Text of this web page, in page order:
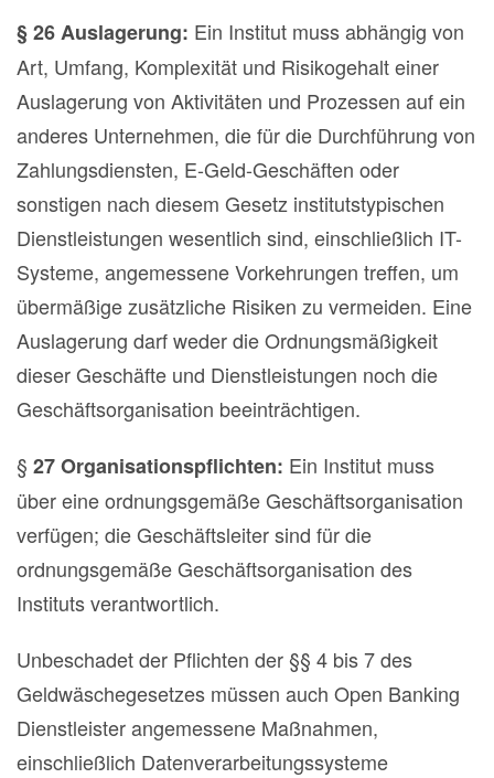
§ 26Auslagerung: Ein Institut muss abhängig von
Art, Umfang, Komplexität und Risikogehalt einer
Auslagerung von Aktivitäten und Prozessen auf ein
anderes Unternehmen, die für die Durchführung von
Zahlungsdiensten, E-Geld-Geschäften oder
sonstigen nach diesem Gesetz institutstypischen
Dienstleistungen wesentlich sind, einschließlich IT-
Systeme, angemessene Vorkehrungen treffen, um
übermäßige zusätzliche Risiken zu vermeiden. Eine
Auslagerung darf weder die Ordnungsmäßigkeit
dieser Geschäfte und Dienstleistungen noch die
Geschäftsorganisation beeinträchtigen.
§ 27Organisationspflichten: Ein Institut muss
über eine ordnungsgemäße Geschäftsorganisation
verfügen; die Geschäftsleiter sind für die
ordnungsgemäße Geschäftsorganisation des
Instituts verantwortlich.
Unbeschadet der Pflichten der §§ 4 bis 7 des
Geldwäschegesetzes müssen auch Open Banking
Dienstleister angemessene Maßnahmen,
einschließlich Datenverarbeitungssysteme